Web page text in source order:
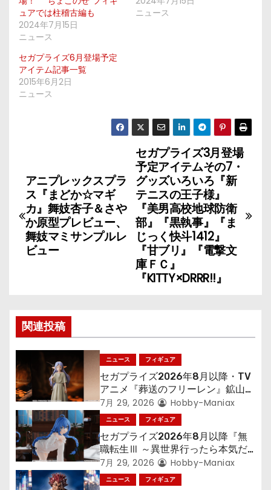
ュアでは柱稽古編も
2024年7月15日
ニュース
ニュース
セガプライズ6月登場予定
アイテム記事一覧
2015年6月2日
ニュース
稿
ナ
ビ
ゲ
シ
ョ
ン
セガプライズ3月登場
予定アイテムその7・
グッズいろいろ『新
テニスの王子様』
『美男高校地球防衛
部』『黒執事』『ま
じっく快斗1412』
『甘ブリ』『電撃文
庫ＦＣ』
『KITTY×DRRR!!』
アニプレックスプラ
ス『まどか☆マギ
カ』舞妓杏子＆さや
か原型プレビュー、
舞妓マミサンプルレ
ビュー
関連投稿
ニュース フィギュア
セガプライズ2026年8月以降・TV
アニメ『葬送のフリーレン』鉱山で
300年働くことになっっちゃった
「フリーレン」を立体化！
7月 29, 2026 Hobby-Maniax
ニュース フィギュア
セガプライズ2026年8月以降『無
職転生Ⅲ ～異世界行ったら本気だ
す～』から「ロキシー」のフィギュ
アが登場！
7月 29, 2026 Hobby-Maniax
ニュース フィギュア